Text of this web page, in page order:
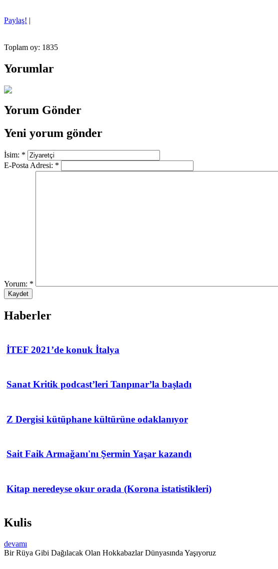
Paylaş! |
Toplam oy: 1835
Yorumlar
Yorum Gönder
Yeni yorum gönder
İsim: *
E-Posta Adresi: *
Yorum: *
Haberler
İTEF 2021’de konuk İtalya
Sanat Kritik podcast’leri Tanpınar’la başladı
Z Dergisi kütüphane kültürüne odaklanıyor
Sait Faik Armağanı'nı Şermin Yaşar kazandı
Kitap neredeyse okur orada (Korona istatistikleri)
Kulis
devamı
Bir Rüya Gibi Dağılacak Olan Hokkabazlar Dünyasında Yaşıyoruz